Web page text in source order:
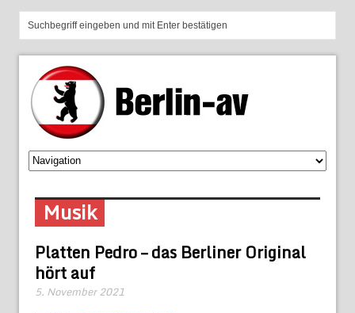
Musik
Platten Pedro – das Berliner Original
hört auf
5. November 2021